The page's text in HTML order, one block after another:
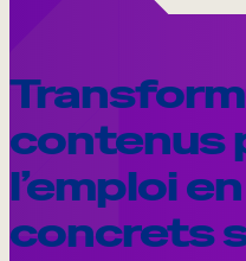
contenus
l’emploi
concrets